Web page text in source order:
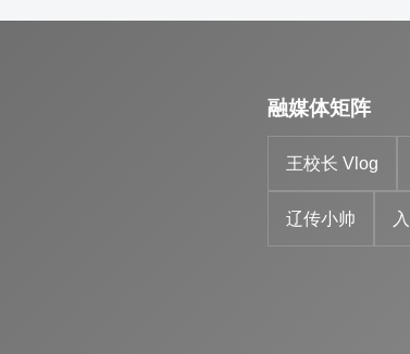
融媒体矩阵
王校长 Vlog
辽传小帅